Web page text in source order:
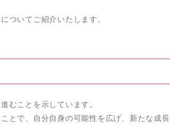
ついてご紹介いたします。
むことを示しています。
とで、自分自身の可能性を広げ、新たな成長